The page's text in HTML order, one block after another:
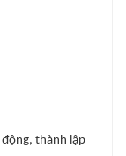
động, thành lập